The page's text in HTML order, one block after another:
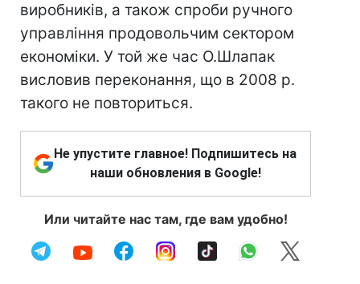
виробників, а також спроби ручного
управління продовольчим сектором
економіки. У той же час О.Шлапак
висловив переконання, що в 2008 р.
такого не повториться.
Не упустите главное! Подпишитесь на
наши обновления в Google!
Или читайте нас там, где вам удобно!